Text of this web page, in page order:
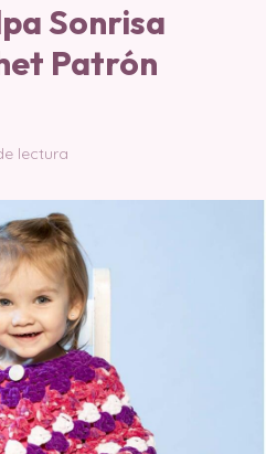
Sonrisa
Patrón
lectura